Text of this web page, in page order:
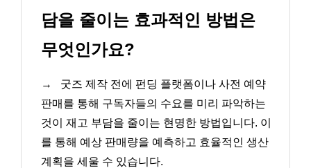
담을 줄이는 효과적인 방법은
무엇인가요?
→
굿즈 제작 전에 펀딩 플랫폼이나 사전 예약
판매를 통해 구독자들의 수요를 미리 파악하는
것이 재고 부담을 줄이는 현명한 방법입니다. 이
를 통해 예상 판매량을 예측하고 효율적인 생산
계획을 세울 수 있습니다.